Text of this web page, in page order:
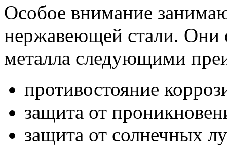
Особое внимание
нержавеющей стали. Они
металла следующими
противостояние
защита от
защита от солнечных